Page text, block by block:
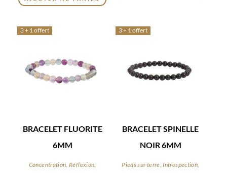
3 + 1 offert
BRACELET FLUORITE
6MM
Concentration, Réflexion,
3 + 1 offert
BRACELET SPINELLE
NOIR 6MM
Pieds sur terre, Introspection,